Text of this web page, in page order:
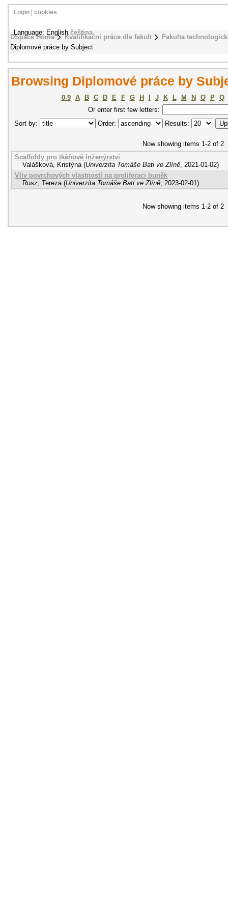
DSpace Home Kvalifikační práce dle fakult
Fakulta
Diplomové práce by Subject
Login cookies
Language: Englishčeština
Browsing Diplomové práce by
0-9 A B C D E F G H J K L M N O P
Q
Or enter first few letters:
Sort by:
Order: Results:
Now showing items 1-2 of 2
Scaffoldy pro tkáňové inženýrství
Valášková, Kristýna (Univerzita Tomáše Bati ve Zlíně, 2021-01-02)
Vliv povrchových vlastností na proliferaci buněk
Rusz, Tereza (Univerzita Tomáše Bati ve Zlíně, 2023-02-01)
Now showing items 1-2 of 2